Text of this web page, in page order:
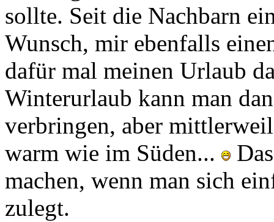
sollte. Seit die Nachbarn
Wunsch, mir ebenfalls
dafür mal meinen Urlaub
Winterurlaub kann man
verbringen, aber
warm wie im Süden...
machen, wenn man sich
zulegt.